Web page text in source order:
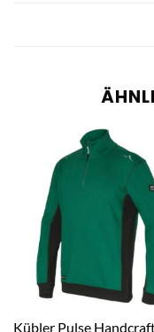
Kübler Pulse